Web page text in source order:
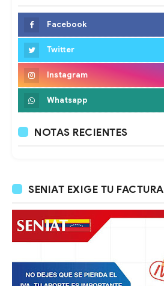
Facebook
Twitter
Instagram
Whatsapp
NOTAS RECIENTES
SENIAT EXIGE TU FACTURA